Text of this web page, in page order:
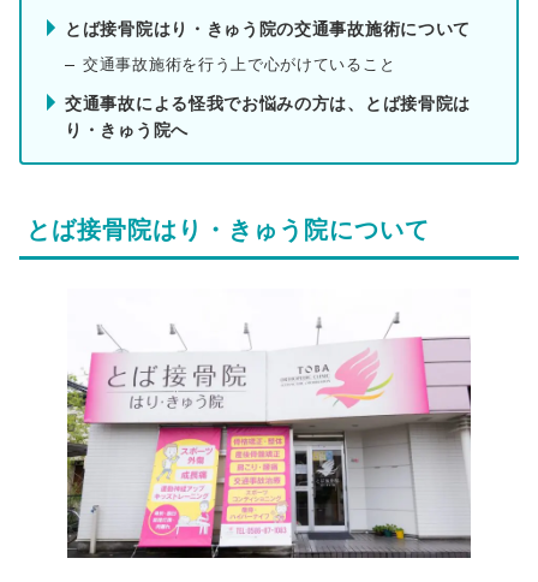
とば接骨院はり・きゅう院の交通事故施術について
交通事故施術を行う上で心がけていること
交通事故による怪我でお悩みの方は、とば接骨院は
り・きゅう院へ
とば接骨院はり・きゅう院について